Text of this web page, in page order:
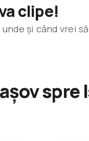
clipe!
și când vrei
spre